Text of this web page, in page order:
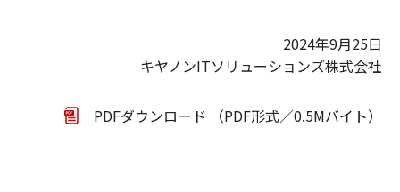
2024年9月25日
キヤノンITソリューションズ株式会社
PDFダウンロード （PDF形式／0.5Mバイト）